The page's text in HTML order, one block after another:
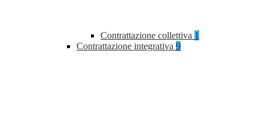
Contrattazione collettiva 1
Contrattazione integrativa 9